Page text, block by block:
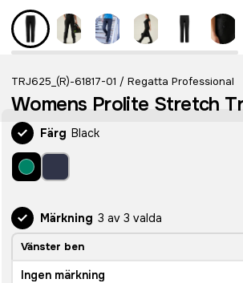
TRJ625_(R)-61817-01 / Regatta Professional
Womens Prolite Stretch
Färg Black
Märkning 3 av 3 valda
Vänster ben
Ingen märkning